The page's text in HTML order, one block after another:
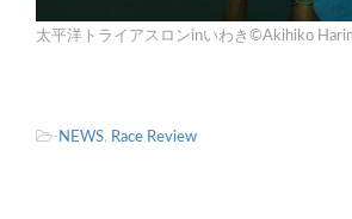
太平洋トライアスロンinいわき©Akihiko
- NEWS, Race Review